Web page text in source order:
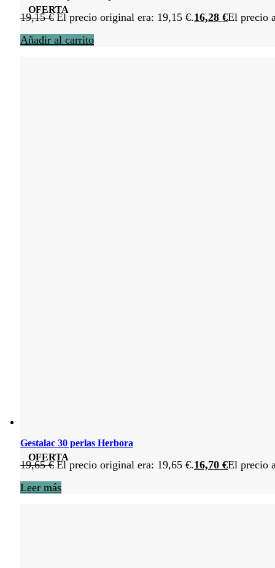
OFERTA
19,15€ El precio original era: 19,15 €.16,28 €El precio
Añadir al carrito
OFERTA
Gestalac 30 perlas Herbora
19,65€ El precio original era: 19,65 €.16,70 €El precio
Leer más